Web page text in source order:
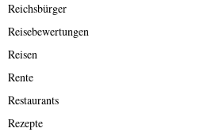
Reichsbürger
Reisebewertungen
Reisen
Rente
Restaurants
Rezepte